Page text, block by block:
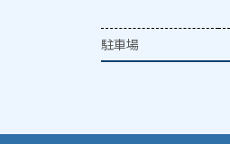
駐車場